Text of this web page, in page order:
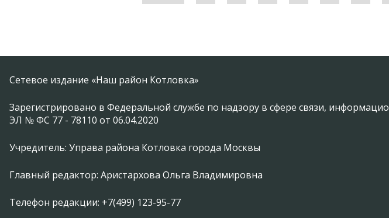
Сетевое издание «Наш район Котловка»
Зарегистрировано в Федеральной службе по надзору в сфере связи,
ЭЛ № ФС 77 - 78110 от 06.04.2020
Учредитель: Управа района Котловка города Москвы
Главный редактор: Аристархова Ольга Владимировна
Телефон редакции: +7(499) 123-95-77